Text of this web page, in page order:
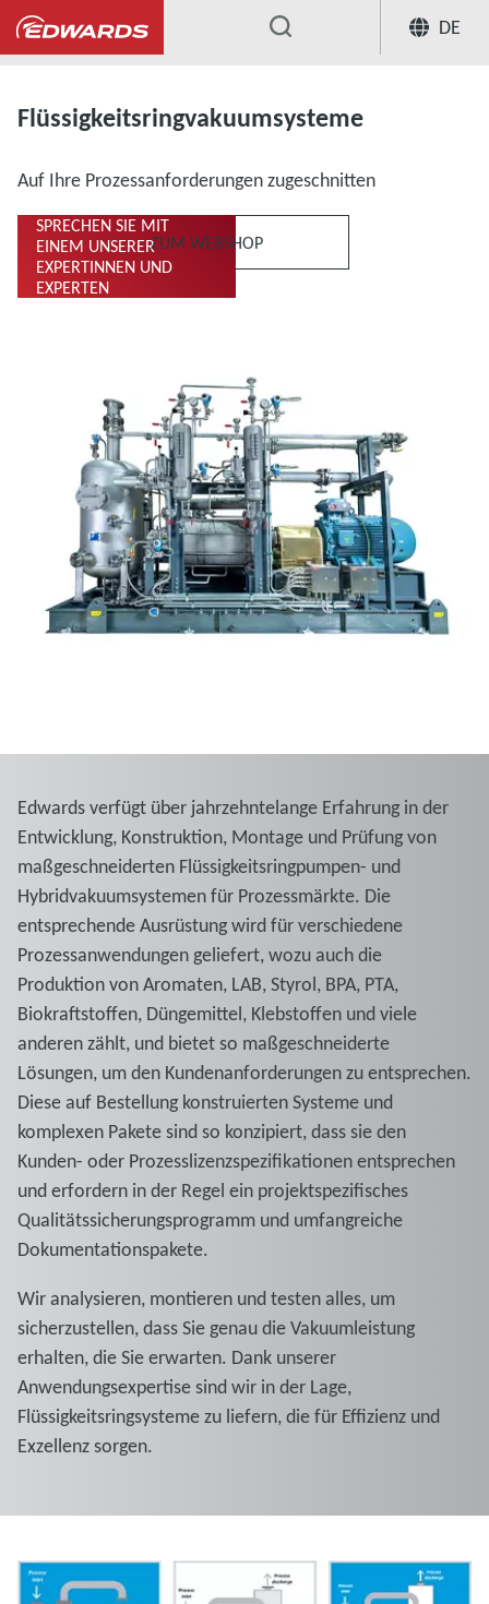
DE
... Flüssigkeitsringvakuumpumpen und -
Flüssigkeitsringvakuumsysteme
Auf Ihre Prozessanforderungen zugeschnitten
SPRECHEN SIE MIT
EINEM UNSERER
EXPERTINNEN UND
EXPERTEN
ZUM WEBSHOP
Edwards verfügt über jahrzehntelange Erfahrung in der
Entwicklung, Konstruktion, Montage und Prüfung von
maßgeschneiderten Flüssigkeitsringpumpen- und
Hybridvakuumsystemen für Prozessmärkte. Die
entsprechende Ausrüstung wird für verschiedene
Prozessanwendungen geliefert, wozu auch die
Produktion von Aromaten, LAB, Styrol, BPA, PTA,
Biokraftstoffen, Düngemittel, Klebstoffen und viele
anderen zählt, und bietet so maßgeschneiderte
Lösungen, um den Kundenanforderungen zu entsprechen.
Diese auf Bestellung konstruierten Systeme und
komplexen Pakete sind so konzipiert, dass sie den
Kunden- oder Prozesslizenzspezifikationen entsprechen
und erfordern in der Regel ein projektspezifisches
Qualitätssicherungsprogramm und umfangreiche
Dokumentationspakete.
Wir analysieren, montieren und testen alles, um
sicherzustellen, dass Sie genau die Vakuumleistung
erhalten, die Sie erwarten. Dank unserer
Anwendungsexpertise sind wir in der Lage,
Flüssigkeitsringsysteme zu liefern, die für Effizienz und
Exzellenz sorgen.